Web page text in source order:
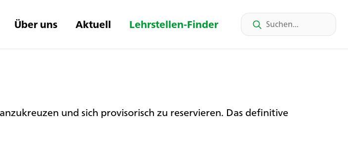
Über uns Aktuell Lehrstellen-Finder
und sich provisorisch zu reservieren. Das definitive